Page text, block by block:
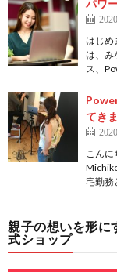
パワ
はじめ
は、み
ス、
てき
こん
宅勤務
親子の想いを形に
式ショップ